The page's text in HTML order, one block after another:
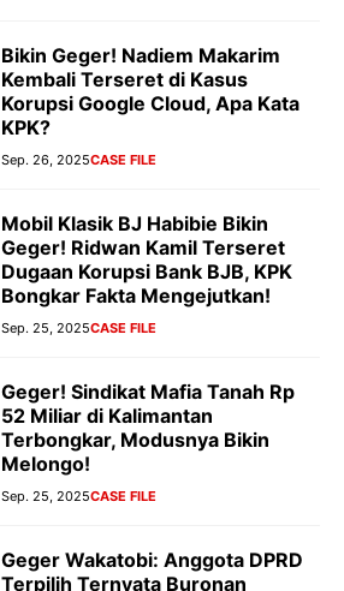
Bikin Geger! Nadiem Makarim
Kembali Terseret di Kasus
Korupsi Google Cloud, Apa Kata
KPK?
Sep. 26, 2025CASE FILE
Mobil Klasik BJ Habibie Bikin
Geger! Ridwan Kamil Terseret
Dugaan Korupsi Bank BJB, KPK
Bongkar Fakta Mengejutkan!
Sep. 25, 2025CASE FILE
Geger! Sindikat Mafia Tanah Rp
52 Miliar di Kalimantan
Terbongkar, Modusnya Bikin
Melongo!
Sep. 25, 2025CASE FILE
Geger Wakatobi: Anggota DPRD
Terpilih Ternyata Buronan